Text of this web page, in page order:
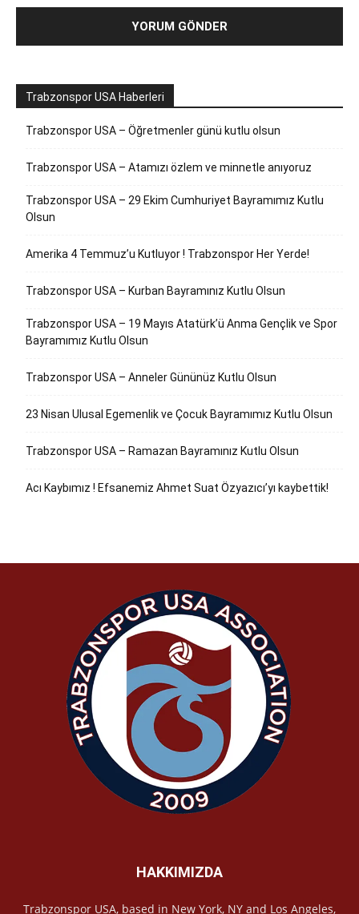
Trabzonspor USA Haberleri
Trabzonspor USA – Öğretmenler günü kutlu olsun
Trabzonspor USA – Atamızı özlem ve minnetle anıyoruz
Trabzonspor USA – 29 Ekim Cumhuriyet Bayramımız Kutlu
Olsun
Amerika 4 Temmuz’u Kutluyor ! Trabzonspor Her Yerde!
Trabzonspor USA – Kurban Bayramınız Kutlu Olsun
Trabzonspor USA – 19 Mayıs Atatürk’ü Anma Gençlik ve Spor
Bayramımız Kutlu Olsun
Trabzonspor USA – Anneler Gününüz Kutlu Olsun
23 Nisan Ulusal Egemenlik ve Çocuk Bayramımız Kutlu Olsun
Trabzonspor USA – Ramazan Bayramınız Kutlu Olsun
Acı Kaybımız ! Efsanemiz Ahmet Suat Özyazıcı’yı kaybettik!
HAKKIMIZDA
Trabzonspor USA, based in New York, NY and Los Angeles,